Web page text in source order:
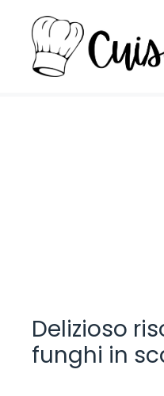
contenuto
Delizioso
funghi in